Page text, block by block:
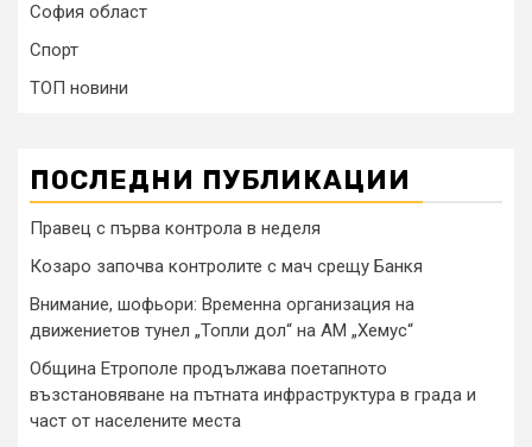
София област
Спорт
ТОП новини
ПОСЛЕДНИ ПУБЛИКАЦИИ
Правец с първа контрола в неделя
Козаро започва контролите с мач срещу Банкя
Внимание, шофьори: Временна организация на
движениетов тунел „Топли дол“ на АМ „Хемус“
Община Етрополе продължава поетапното
възстановяване на пътната инфраструктура в града и
част от населените места